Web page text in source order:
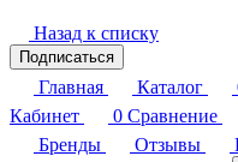
Назад к списку
Подписаться
Главная Каталог
Кабинет
0 Сравнение
Бренды
Отзывы